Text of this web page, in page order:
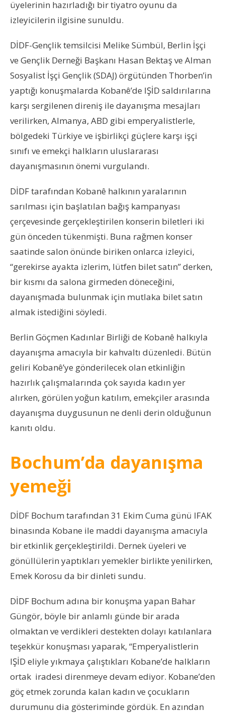
üyelerinin hazırladığı bir tiyatro oyunu da
izleyicilerin ilgisine sunuldu.
DİDF-Gençlik temsilcisi Melike Sümbül, Berlin İşçi
ve Gençlik Derneği Başkanı Hasan Bektaş ve Alman
Sosyalist İşçi Gençlik (SDAJ) örgütünden Thorben’in
yaptığı konuşmalarda Kobanê’de IŞİD saldırılarına
karşı sergilenen direniş ile dayanışma mesajları
verilirken, Almanya, ABD gibi emperyalistlerle,
bölgedeki Türkiye ve işbirlikçi güçlere karşı işçi
sınıfı ve emekçi halkların uluslararası
dayanışmasının önemi vurgulandı.
DİDF tarafından Kobanê halkının yaralarının
sarılması için başlatılan bağış kampanyası
çerçevesinde gerçekleştirilen konserin biletleri iki
gün önceden tükenmişti. Buna rağmen konser
saatinde salon önünde biriken onlarca izleyici,
“gerekirse ayakta izlerim, lütfen bilet satın” derken,
bir kısmı da salona girmeden döneceğini,
dayanışmada bulunmak için mutlaka bilet satın
almak istediğini söyledi.
Berlin Göçmen Kadınlar Birliği de Kobanê halkıyla
dayanışma amacıyla bir kahvaltı düzenledi. Bütün
geliri Kobanê’ye gönderilecek olan etkinliğin
hazırlık çalışmalarında çok sayıda kadın yer
alırken, görülen yoğun katılım, emekçiler arasında
dayanışma duygusunun ne denli derin olduğunun
kanıtı oldu.
Bochum’da dayanışma
yemeği
DİDF Bochum tarafından 31 Ekim Cuma günü IFAK
binasında Kobane ile maddi dayanışma amacıyla
bir etkinlik gerçekleştirildi. Dernek üyeleri ve
gönüllülerin yaptıkları yemekler birlikte yenilirken,
Emek Korosu da bir dinleti sundu.
DİDF Bochum adına bir konuşma yapan Bahar
Güngör, böyle bir anlamlı günde bir arada
olmaktan ve verdikleri destekten dolayı katılanlara
teşekkür konuşması yaparak, “Emperyalistlerin
IŞİD eliyle yıkmaya çalıştıkları Kobane’de halkların
ortak iradesi direnmeye devam ediyor. Kobane’den
göç etmek zorunda kalan kadın ve çocukların
durumunu dia gösteriminde gördük. En azından